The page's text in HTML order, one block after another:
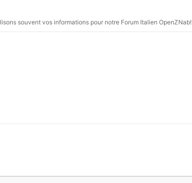
souvent vos informations pour notre Forum Italien OpenZNab!